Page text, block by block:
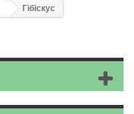
Гібіскус